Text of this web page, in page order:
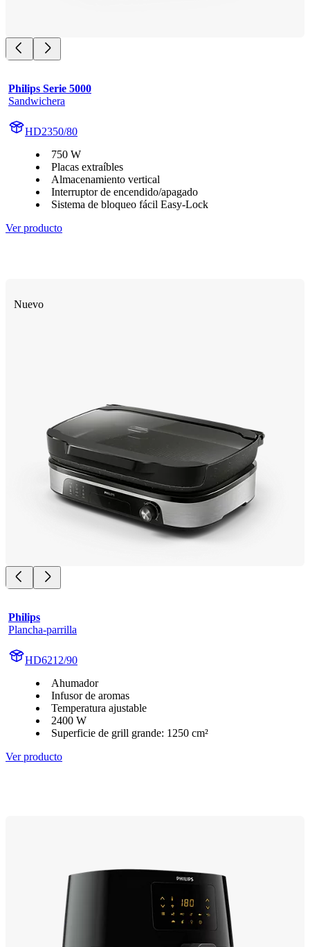
Philips Serie 5000
Sandwichera
HD2350/80
750 W
Placas extraíbles
Almacenamiento vertical
Interruptor de encendido/apagado
Sistema de bloqueo fácil Easy‑Lock
Ver producto
Nuevo
Philips
Plancha-parrilla
HD6212/90
Ahumador
Infusor de aromas
Temperatura ajustable
2400 W
Superficie de grill grande: 1250 cm²
Ver producto